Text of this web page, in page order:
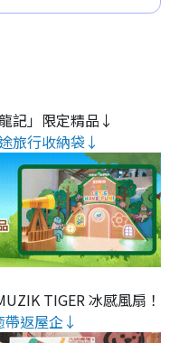
記」限定精品↓
旅行收納袋↓
TIGER 冰感風扇！
帶返屋企↓